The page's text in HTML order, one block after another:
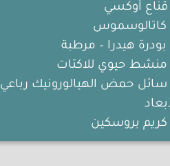
سائل حمض الهيالورونيك رباعي